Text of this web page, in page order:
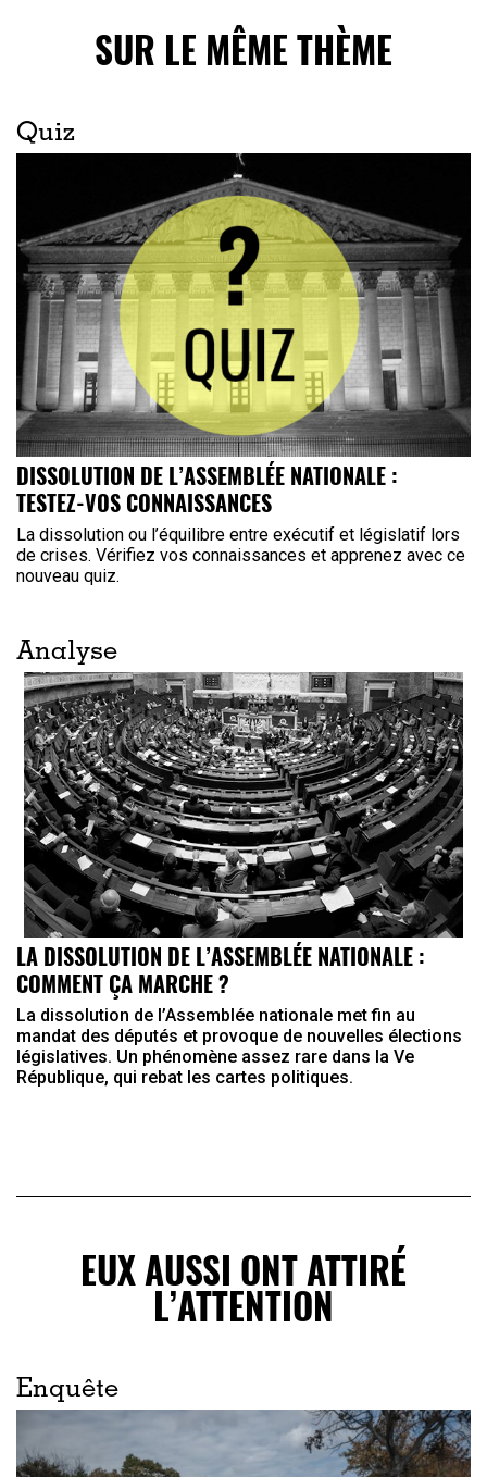
SUR LE MÊME THÈME
Quiz
DISSOLUTION DE L’ASSEMBLÉE NATIONALE :
TESTEZ-VOS CONNAISSANCES
La dissolution ou l’équilibre entre exécutif et législatif lors
de crises. Vérifiez vos connaissances et apprenez avec ce
nouveau quiz.
Analyse
LA DISSOLUTION DE L’ASSEMBLÉE NATIONALE :
COMMENT ÇA MARCHE ?
La dissolution de l’Assemblée nationale met fin au
mandat des députés et provoque de nouvelles élections
législatives. Un phénomène assez rare dans la Ve
République, qui rebat les cartes politiques.
EUX AUSSI ONT ATTIRÉ
L’ATTENTION
Enquête